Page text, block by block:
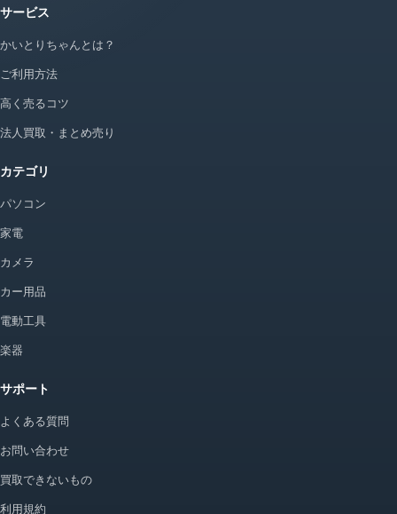
サービス
かいとりちゃんとは？
ご利用方法
高く売るコツ
法人買取・まとめ売り
カテゴリ
パソコン
家電
カメラ
カー用品
電動工具
楽器
サポート
よくある質問
お問い合わせ
買取できないもの
利用規約